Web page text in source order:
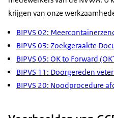
krijgen van onze
BIPVS 02:
BIPVS 03: Zoekgeraakte
BIPVS 05: OK to Forward
BIPVS 11: Doorgereden
BIPVS 20: Noodprocedure